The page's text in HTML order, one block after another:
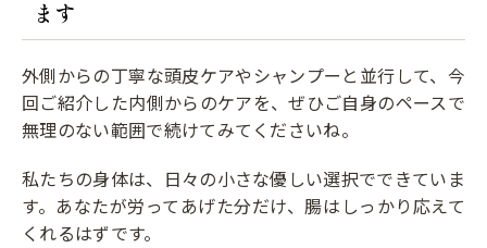
ます
外側からの丁寧な頭皮ケアやシャンプーと並行して、今
回ご紹介した内側からのケアを、ぜひご自身のペースで
無理のない範囲で続けてみてくださいね。
私たちの身体は、日々の小さな優しい選択でできていま
す。あなたが労ってあげた分だけ、腸はしっかり応えて
くれるはずです。